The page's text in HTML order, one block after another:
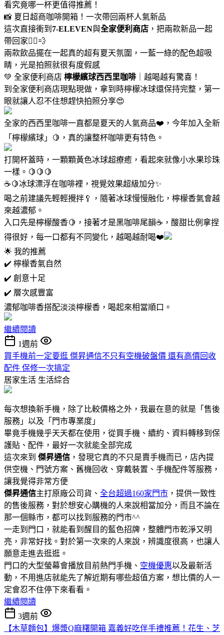
看究竟哪一杯更值得推薦！
📸 夏日超商咖啡開箱！一次帶回兩杯人氣新品
這次直接衝到 7-ELEVEN與全家便利商店 ，把兩款新品一起
帶回家🏃‍♀️💨
兩款飲品擺在一起真的超有夏天氛圍，一藍一綠的配色超吸
睛，光是拍照就很有度假感
💚 全家便利商店 檸檬繽球西西里咖啡 ｜越喝越有驚喜！
到全家便利商店現點現做，拿到時檸檬冰球還保持完整，第一
眼就讓人忍不住想趕快拍照分享😍
全家的西西里咖啡一直都是夏天的人氣商品❤️，今年加入全新
「檸檬繽球」🍋，真的讓整杯咖啡更有特色。
打開杯蓋時，一顆顆黃色冰球超療癒，看起來就像小水果珍珠
一樣。🍋🍋🍋
☕🍋冰球漂浮在咖啡裡，視覺效果超級加分✨
喝之前建議先輕輕攪拌🥄，隨著冰球慢慢融化，檸檬香氣會越
來越濃郁。
入口先是檸檬酸香🍋，接著才是黑咖啡尾韻☕，酸甜比例拿捏
得很好，每一口都有不同變化，越喝越耐喝❤️
🌟 我的推薦
✔️ 檸檬香氣自然
✔️ 創意十足
✔️ 層次感豐富
濃郁咖啡香搭配淡淡檸檬香，喝起來相當順口。
繼續閱讀
1週前
買手機前一定要逛 傑昇通信不只有空機破盤價 還有高價回收
配件 保修一次搞定
居家生活 生活綜合
每次想換新手機，除了比較價格之外，我最在意的就是「售後
服務」以及「門市專業度」
畢竟手機幾乎天天都在使用，從買手機、續約、資料轉移到保
護貼、配件，最好一次就能全部完成
這次來到 傑昇通信 ，發現它真的不只是賣手機而已，店內提
供空機、門號方案、舊機回收、穿戴裝置、手機配件等服務，
讓我覺得非常方便
傑昇通信主打原廠公司貨、 全台超過160家門市 ，提供一致性
的售後服務，對於想安心購機的人來說相當加分，而且不論在
那一個縣市，都可以找到服務的門市^^
一走到門口，就能看到醒目的藍色招牌，整體門市乾淨又明
亮，非常好找。對於第一次來的人來說，辨識度很高，也讓人
願意走進去逛逛。
門口的大型螢幕會播放目前熱門手機、 空機優惠以及最新活
動，不用進店就能先了解近期有哪些超值方案，想比價的人一
定會忍不住停下來看看。
繼續閱讀
3週前
【木草麵包】爆漿Q麻糬開箱 嘉義好吃伴手禮推薦！花生、芝